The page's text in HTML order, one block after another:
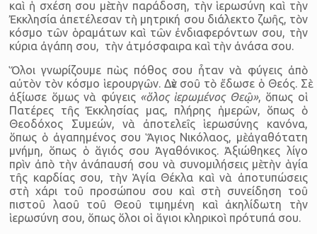
καὶ ἡ σχέση σου μὲ τὴν παράδοση, τὴν ἱερωσύνη καὶ τὴν
Ἐκκλησία ἀπετέλεσαν τὴ μητρική σου διάλεκτο ζωῆς, τὸν
κόσμο τῶν ὁραμάτων καὶ τῶν ἐνδιαφερόντων σου, τὴν
κύρια ἀγάπη σου, τὴν ἀτμόσφαιρα καὶ τὴν ἀνάσα σου.
Ὅλοι γνωρίζουμε πὼς πόθος σου ἦταν νὰ φύγεις ἀπὸ
αὐτὸν τὸν κόσμο ἱερουργῶν. Δὲν σοῦ τὸ ἔδωσε ὁ Θεός. Σὲ
ἀξίωσε ὅμως νὰ φύγεις «ὅλος ἱερωμένος Θεῷ», ὅπως οἱ
Πατέρες τῆς Ἐκκλησίας μας, πλήρης ἡμερῶν, ὅπως ὁ
Θεοδόχος Συμεών, νὰ ἀποτελεῖς ἱερωσύνης κανόνα,
ὅπως ὁ ἀγαπημένος σου Ἅγιος Νικόλαος, μὲ ἀγαθότατη
μνήμη, ὅπως ὁ ἅγιός σου Ἀγαθόνικος. Ἀξιώθηκες λίγο
πρὶν ἀπὸ τὴν ἀνάπαυσή σου νὰ συνομιλήσεις μὲ τὴν ἁγία
τῆς καρδίας σου, τὴν Ἁγία Θέκλα καὶ νὰ ἀποτυπώσεις
στὴ χάρι τοῦ προσώπου σου καὶ στὴ συνείδηση τοῦ
πιστοῦ λαοῦ τοῦ Θεοῦ τιμημένη καὶ ἀκηλίδωτη τὴν
ἱερωσύνη σου, ὅπως ὅλοι οἱ ἅγιοι κληρικοὶ πρότυπά σου.